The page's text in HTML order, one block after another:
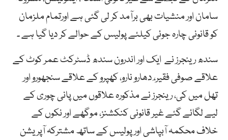
سامان اور منشیات بھی برآمد کر لی گئی ہے اورتمام ملزمان
کو قانونی چارہ جوئی کیلئے پولیس کے حوالے کر دیا گیا ہے ۔
سندھ رینجرز نے ایک اور اندرون سندھ ڈسٹرکٹ عمر کوٹ کے
علاقے صوفی فقیر،ِ دھارو نارو، کھپرو کے علاقے سنجھورو اور
تھل میں کی، رینجرز نے مذکورہ علاقوں میں پانی چوری کے
لیے لگائے گئے غیر قانونی کنکشنز، موگھے اور نکوں کے
خلاف محکمہ آبپاشی اور پولیس کے ساتھ مشترکہ آپریشن